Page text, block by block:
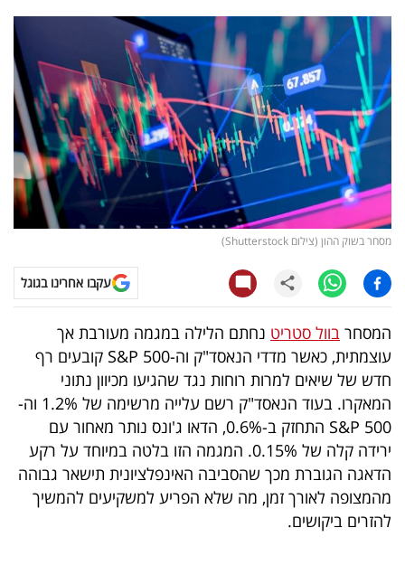
מדדים
ומחקרים
דעות
רכילות
עסקית
קריפטו
ויראלי
טלוויזיה
עסקי
ספורט
קריירה
ולימודים
מינויים
רייטינג
מסחר בשוק ההון (צילום Shutterstock)
עקבו אחרינו בגוגל
המסחר בוול סטריט נחתם הלילה במגמה מעורבת אך
עוצמתית, כאשר מדדי הנאסד"ק וה-S&P 500 קובעים רף
חדש של שיאים למרות רוחות נגד שהגיעו מכיוון נתוני
המאקרו. בעוד הנאסד"ק רשם עלייה מרשימה של 1.2% וה-
S&P 500 התחזק ב-0.6%, הדאו ג'ונס נותר מאחור עם
ירידה קלה של 0.15%. המגמה הזו בלטה במיוחד על רקע
הדאגה הגוברת מכך שהסביבה האינפלציונית תישאר גבוהה
מהמצופה לאורך זמן, מה שלא הפריע למשקיעים להמשיך
להזרים ביקושים.